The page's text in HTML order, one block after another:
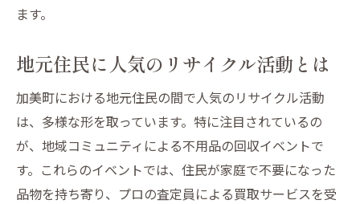
再利用を進めるための地域活動
リサイクルで不用品に新たな価値を加える
方法
加美町でリサイクル活動を始める第一歩
ます。
地元住民に人気のリサイクル活動とは
加美町における地元住民の間で人気のリサイクル活動
は、多様な形を取っています。特に注目されているの
が、地域コミュニティによる不用品の回収イベントで
す。これらのイベントでは、住民が家庭で不要になった
品物を持ち寄り、プロの査定員による買取サービスを受